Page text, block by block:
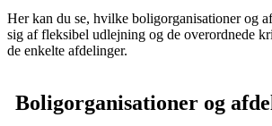
Her kan du se, hvilke boligorganisationer og
sig af fleksibel udlejning og de overordnede
de enkelte afdelinger.
Boligorganisationer og